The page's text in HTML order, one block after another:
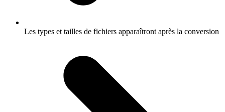
Les types et tailles de fichiers apparaîtront après la conversion